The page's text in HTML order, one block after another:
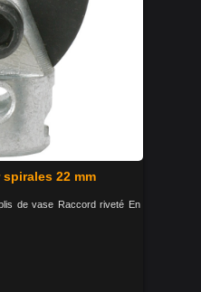
22 mm
de vase Raccord riveté En